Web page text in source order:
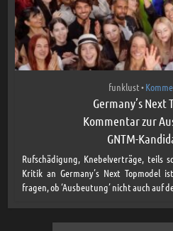
funklust•
Germany’s
Kommentar zur
GNTM-
Rufschädigung, Knebelverträge, teils
Kritik an Germany’s Next Topmodel
fragen, ob ‘Ausbeutung’ nicht auch auf